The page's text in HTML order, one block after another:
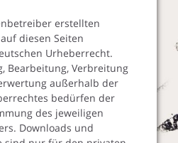
erstellten
diesen Seiten
Urheberrecht.
Bearbeitung, Verbreitung
außerhalb der
bedürfen der
des jeweiligen
Downloads und